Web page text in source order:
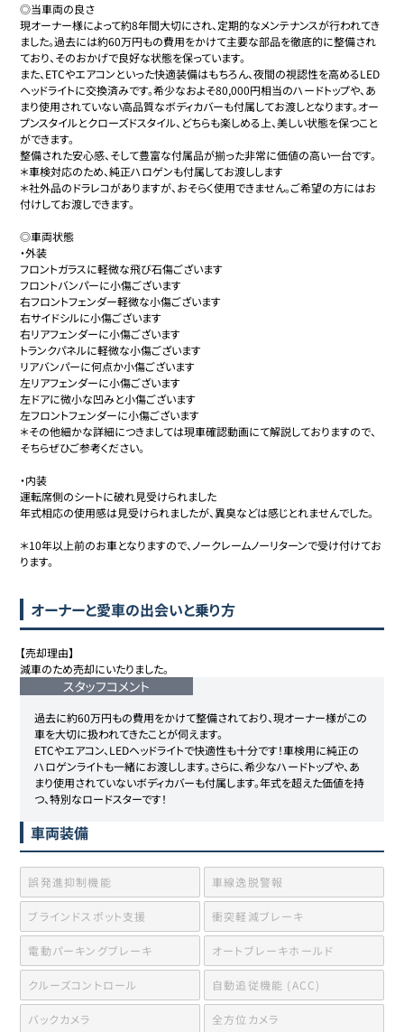
◎当車両の良さ
現オーナー様によって約8年間大切にされ、定期的なメンテナンスが行われてき
ました。過去には約60万円もの費用をかけて主要な部品を徹底的に整備され
ており、そのおかげで良好な状態を保っています。
また、ETCやエアコンといった快適装備はもちろん、夜間の視認性を高めるLED
ヘッドライトに交換済みです。希少なおよそ80,000円相当のハードトップや、あ
まり使用されていない高品質なボディカバーも付属してお渡しとなります。オー
プンスタイルとクローズドスタイル、どちらも楽しめる上、美しい状態を保つこと
ができます。
整備された安心感、そして豊富な付属品が揃った非常に価値の高い一台です。
＊車検対応のため、純正ハロゲンも付属してお渡しします
＊社外品のドラレコがありますが、おそらく使用できません。ご希望の方にはお
付けしてお渡しできます。
◎車両状態
・外装
フロントガラスに軽微な飛び石傷ございます
フロントバンパーに小傷ございます
右フロントフェンダー軽微な小傷ございます
右サイドシルに小傷ございます
右リアフェンダーに小傷ございます
トランクパネルに軽微な小傷ございます
リアバンパーに何点か小傷ございます
左リアフェンダーに小傷ございます
左ドアに微小な凹みと小傷ございます
左フロントフェンダーに小傷ございます
＊その他細かな詳細につきましては現車確認動画にて解説しておりますので、
そちらぜひご参考ください。
・内装
運転席側のシートに破れ見受けられました
年式相応の使用感は見受けられましたが、異臭などは感じとれませんでした。
＊10年以上前のお車となりますので、ノークレームノーリターンで受け付けてお
ります。
オーナーと愛車の出会いと乗り方
【売却理由】
スタッフコメント
過去に約60万円もの費用をかけて整備されており、現オーナー様がこの
車を大切に扱われてきたことが伺えます。
ETCやエアコン、LEDヘッドライトで快適性も十分です！車検用に純正の
ハロゲンライトも一緒にお渡しします。さらに、希少なハードトップや、あ
まり使用されていないボディカバーも付属します。年式を超えた価値を持
車両装備
誤発進抑制機能 車線逸脱警報
ブラインドスポット支援 衝突軽減ブレーキ
電動パーキングブレーキ オートブレーキホールド
クルーズコントロール 自動追従機能 (ACC)
バックカメラ 全方位カメラ